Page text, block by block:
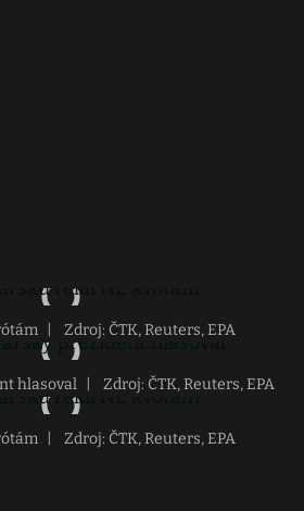
Zdroj: ČTK, Reuters, EPA
hlasoval Zdroj: ČTK, Reuters, EPA
Zdroj: ČTK, Reuters, EPA